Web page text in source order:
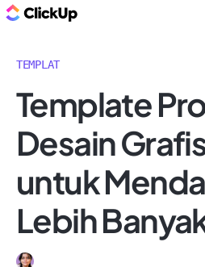
TEMPLAT
Template
Desain
untuk
Lebih